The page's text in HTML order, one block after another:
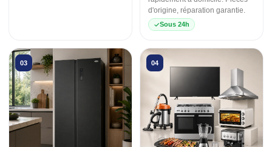
d'origine, réparation garantie.
Sous 24h
03 04